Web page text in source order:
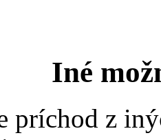
Iné
príchod z